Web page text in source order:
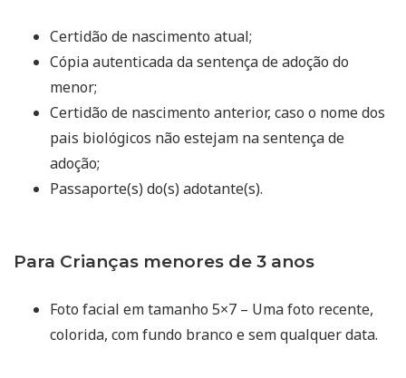
Certidão de nascimento atual;
Cópia autenticada da sentença de adoção do
menor;
Certidão de nascimento anterior, caso o nome dos
pais biológicos não estejam na sentença de
adoção;
Passaporte(s) do(s) adotante(s).
Para Crianças menores de 3 anos
Foto facial em tamanho 5×7 – Uma foto recente,
colorida, com fundo branco e sem qualquer data.